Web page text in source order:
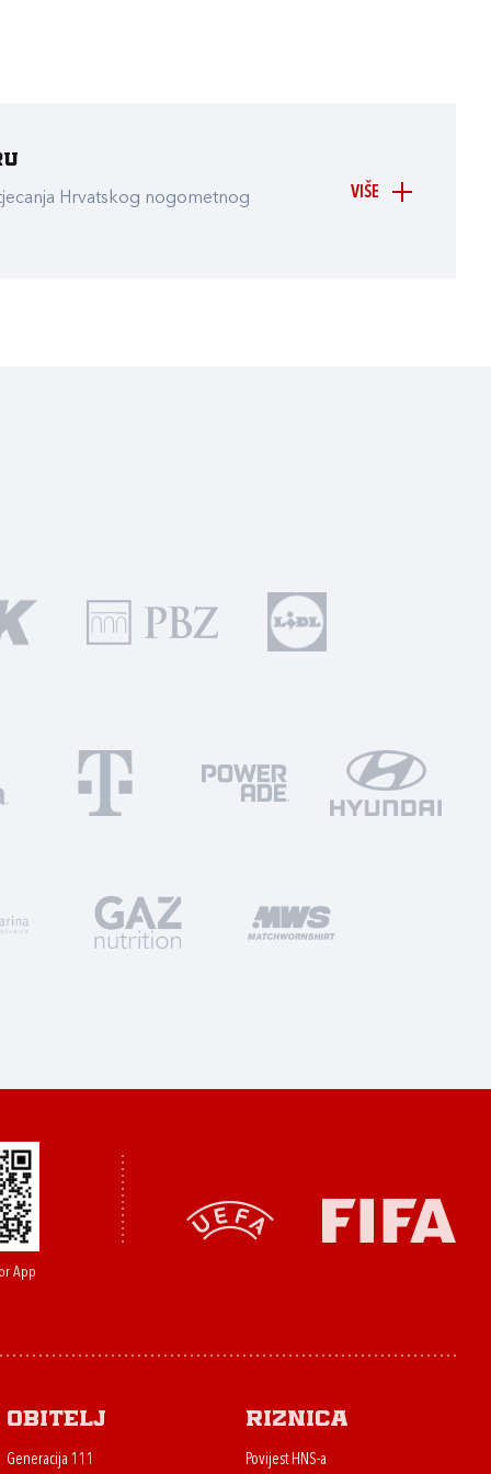
VIŠE
Hrvatskog nogometnog
App
Obitelj
Generacija 111
Riznica
Povijest HNS-a